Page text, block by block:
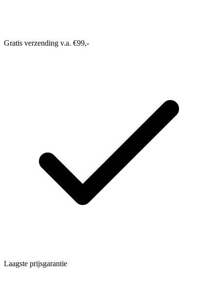
Gratis verzending v.a. €99,-
Laagste prijsgarantie